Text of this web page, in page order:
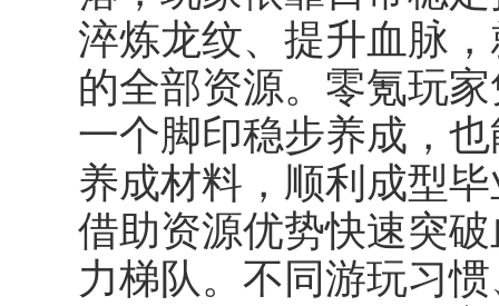
淬炼龙纹、提升血脉
的全部资源。零氪玩
一个脚印稳步养成，
养成材料，顺利成型
借助资源优势快速突
力梯队。不同游玩习